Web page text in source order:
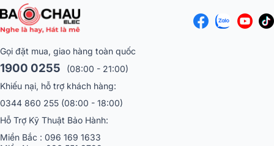
Gọi đặt mua, giao hàng toàn quốc
1900 0255 (08:00 - 21:00)
Khiếu nại, hỗ trợ khách hàng:
0344 860 255(08:00 - 18:00)
Hỗ Trợ Kỹ Thuật Bảo Hành:
Miền Bắc :096 169 1633
Miền Nam:
086 551 3799